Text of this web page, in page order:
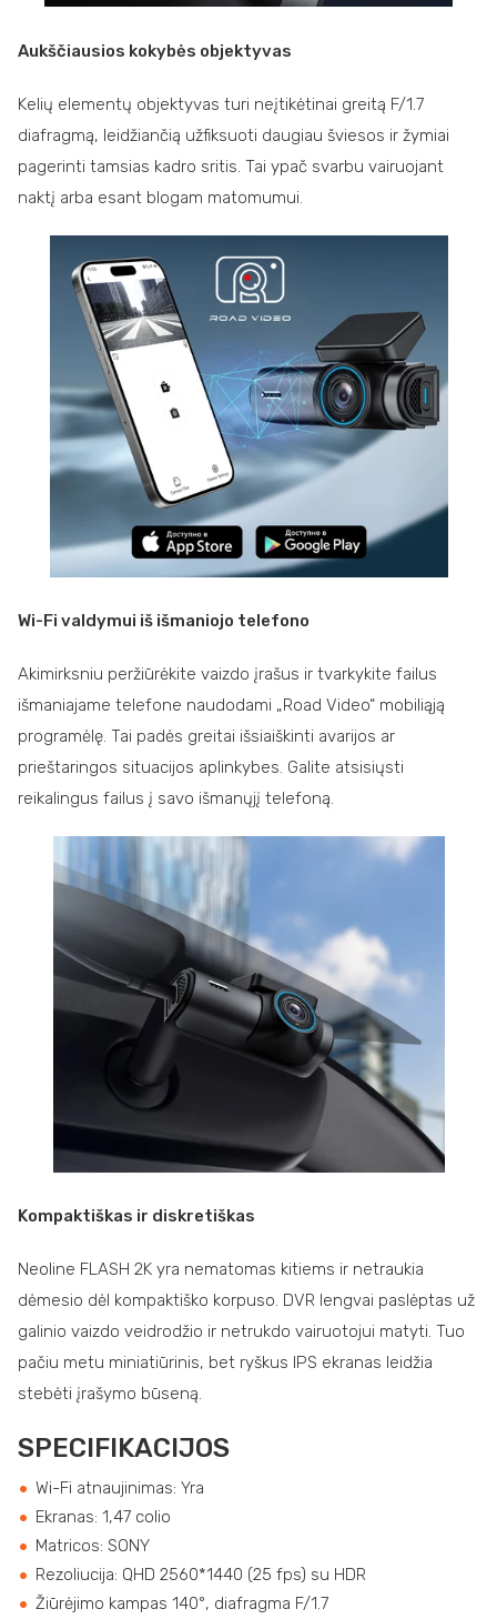
Aukščiausios kokybės objektyvas
Kelių elementų objektyvas turi neįtikėtinai greitą F/1.7
diafragmą, leidžiančią užfiksuoti daugiau šviesos ir žymiai
pagerinti tamsias kadro sritis. Tai ypač svarbu vairuojant
naktį arba esant blogam matomumui.
Wi-Fi valdymui iš išmaniojo telefono
Akimirksniu peržiūrėkite vaizdo įrašus ir tvarkykite failus
išmaniajame telefone naudodami „Road Video“ mobiliąją
programėlę. Tai padės greitai išsiaiškinti avarijos ar
prieštaringos situacijos aplinkybes. Galite atsisiųsti
reikalingus failus į savo išmanųjį telefoną.
Kompaktiškas ir diskretiškas
Neoline FLASH 2K yra nematomas kitiems ir netraukia
dėmesio dėl kompaktiško korpuso. DVR lengvai paslėptas už
galinio vaizdo veidrodžio ir netrukdo vairuotojui matyti. Tuo
pačiu metu miniatiūrinis, bet ryškus IPS ekranas leidžia
stebėti įrašymo būseną.
SPECIFIKACIJOS
Wi-Fi atnaujinimas: Yra
Ekranas: 1,47 colio
Matricos: SONY
Rezoliucija: QHD 2560*1440 (25 fps) su HDR
Žiūrėjimo kampas 140°, diafragma F/1.7